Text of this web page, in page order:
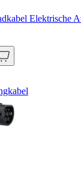
Elektrische